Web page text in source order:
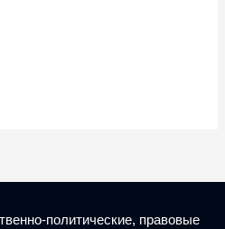
политические, правовые